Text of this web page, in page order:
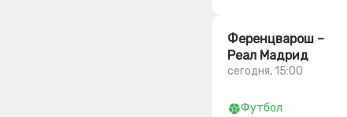
Ференцварош –
Реал Мадрид
сегодня, 15:00
Футбол